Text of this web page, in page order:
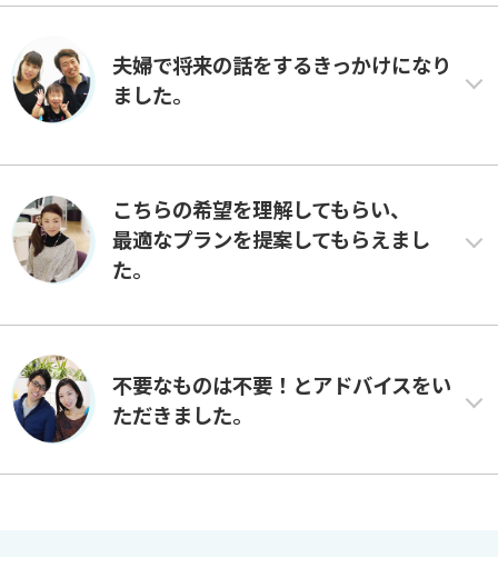
夫婦で将来の話をするきっかけになり
ました。
こちらの希望を理解してもらい、
最適なプランを提案してもらえまし
た。
不要なものは不要！とアドバイスをい
ただきました。